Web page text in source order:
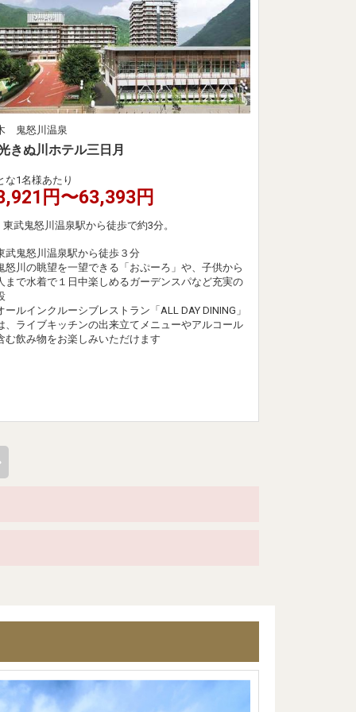
鬼怒川温泉
きぬ川ホテル三日月
な1名様あたり
円〜63,393円
東武鬼怒川温泉駅から徒歩で約3分。
鬼怒川温泉駅から徒歩３分
川の眺望を一望できる「おぷーろ」や、子供から
まで水着で１日中楽しめるガーデンスパなど充実の
ルインクルーシブレストラン「ALL DAY DINING」
、ライブキッチンの出来立てメニューやアルコール
む飲み物をお楽しみいただけます